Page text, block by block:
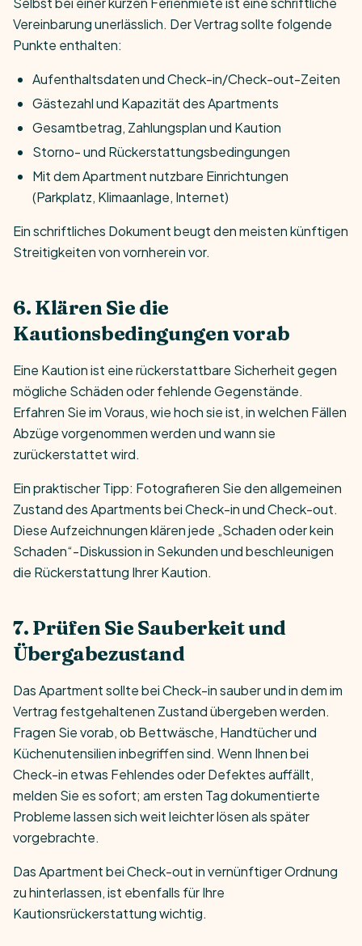
Vereinbarung unerlässlich. Der Vertrag sollte folgende
Punkte enthalten:
Aufenthaltsdaten und Check-in/Check-out-Zeiten
Gästezahl und Kapazität des Apartments
Gesamtbetrag, Zahlungsplan und Kaution
Storno- und Rückerstattungsbedingungen
Mit dem Apartment nutzbare Einrichtungen
(Parkplatz, Klimaanlage, Internet)
Ein schriftliches Dokument beugt den meisten künftigen
Streitigkeiten von vornherein vor.
6. Klären Sie die
Kautionsbedingungen vorab
Eine Kaution ist eine rückerstattbare Sicherheit gegen
mögliche Schäden oder fehlende Gegenstände.
Erfahren Sie im Voraus, wie hoch sie ist, in welchen Fällen
Abzüge vorgenommen werden und wann sie
zurückerstattet wird.
Ein praktischer Tipp: Fotografieren Sie den allgemeinen
Zustand des Apartments bei Check-in und Check-out.
Diese Aufzeichnungen klären jede „Schaden oder kein
Schaden“-Diskussion in Sekunden und beschleunigen
die Rückerstattung Ihrer Kaution.
7. Prüfen Sie Sauberkeit und
Übergabezustand
Das Apartment sollte bei Check-in sauber und in dem im
Vertrag festgehaltenen Zustand übergeben werden.
Fragen Sie vorab, ob Bettwäsche, Handtücher und
Küchenutensilien inbegriffen sind. Wenn Ihnen bei
Check-in etwas Fehlendes oder Defektes auffällt,
melden Sie es sofort; am ersten Tag dokumentierte
Probleme lassen sich weit leichter lösen als später
vorgebrachte.
Das Apartment bei Check-out in vernünftiger Ordnung
zu hinterlassen, ist ebenfalls für Ihre
Kautionsrückerstattung wichtig.